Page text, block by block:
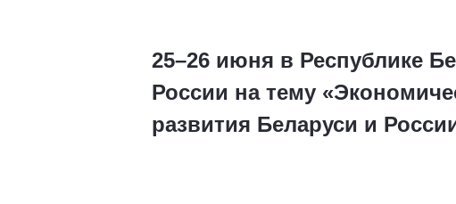
25–26 июня в Республике
России на тему
развития Беларуси и